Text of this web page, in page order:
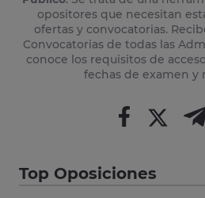
opositores que necesitan
ofertas y convocatorias.
Convocatorias de todas las
conoce los requisitos de
fechas de examen y
Top Oposiciones